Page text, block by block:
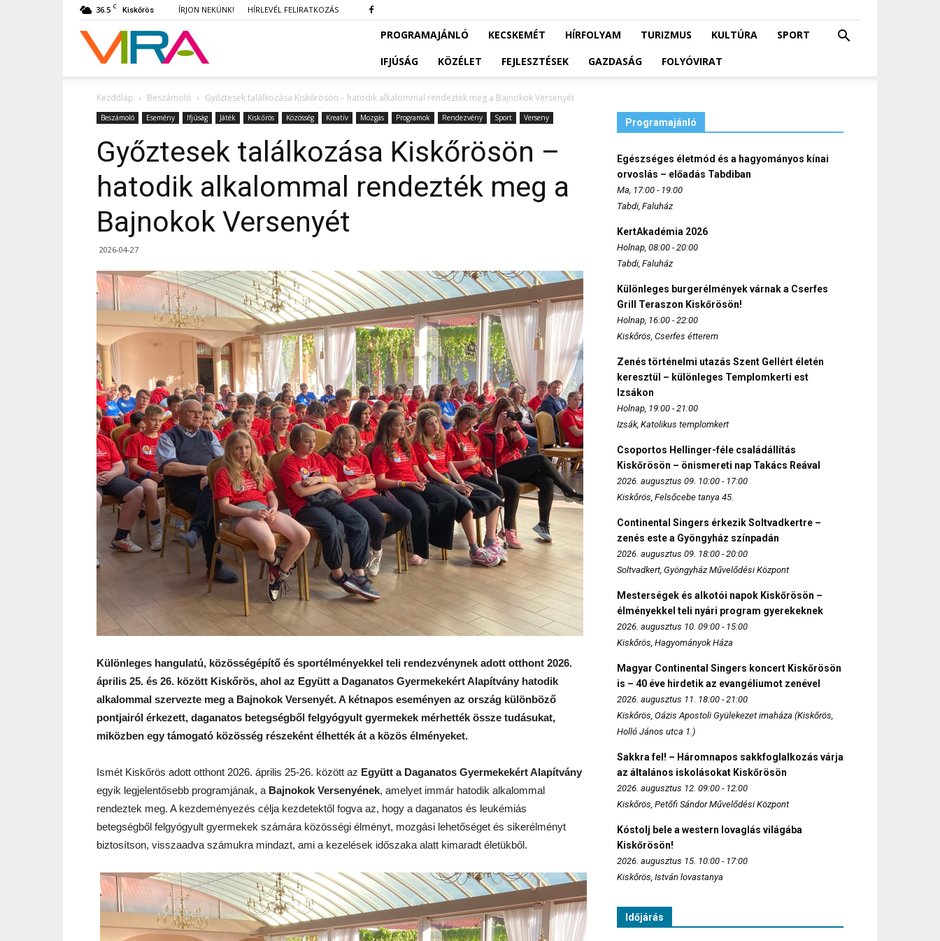
36.5 C Kiskőrös ÍRJON NEKÜNK! HÍRLEVÉL FELIRATKOZÁS
VIRA PROGRAMAJÁNLÓ KECSKEMÉT HÍRFOLYAM TURIZMUS KULTÚRA
SPORT
IFJÚSÁG
KÖZÉLET FEJLESZTÉSEK GAZDASÁG FOLYÓVIRAT
Kezdőlap Beszámoló Győztesek találkozása Kiskőrösön – hatodik alkalommal rendezték meg a Bajnokok Versenyét
Beszámoló Esemény Ifjúság Játék Kiskőrös Közösség Kreatív Mozgás Programok Rendezvény Sport Verseny
Győztesek találkozása Kiskőrösön –
hatodik alkalommal rendezték meg a
Bajnokok Versenyét
2026-04-27
Különleges hangulatú, közösségépítő és sportélményekkel teli rendezvénynek adott otthont 2026.
április 25. és 26. között Kiskőrös, ahol az Együtt a Daganatos Gyermekekért Alapítvány hatodik
alkalommal szervezte meg a Bajnokok Versenyét. A kétnapos eseményen az ország különböző
pontjairól érkezett, daganatos betegségből felgyógyult gyermekek mérhették össze tudásukat,
miközben egy támogató közösség részeként élhették át a közös élményeket.
Ismét Kiskőrös adott otthont 2026. április 25-26. között az Együtt a Daganatos Gyermekekért Alapítvány
egyik legjelentősebb programjának, a Bajnokok Versenyének, amelyet immár hatodik alkalommal
rendeztek meg. A kezdeményezés célja kezdetektől fogva az, hogy a daganatos és leukémiás
betegségből felgyógyult gyermekek számára közösségi élményt, mozgási lehetőséget és sikerélményt
biztosítson, visszaadva számukra mindazt, ami a kezelések időszaka alatt kimaradt életükből.
Programajánló
Egészséges életmód és a hagyományos kínai
orvoslás – előadás Tabdiban
Ma, 17:00 - 19:00
Tabdi, Faluház
KertAkadémia 2026
Holnap, 08:00 - 20:00
Tabdi, Faluház
Különleges burgerélmények várnak a Cserfes
Grill Teraszon Kiskőrösön!
Holnap, 16:00 - 22:00
Kiskőrös, Cserfes étterem
Zenés történelmi utazás Szent Gellért életén
keresztül – különleges Templomkerti est
Izsákon
Holnap, 19:00 - 21:00
Izsák, Katolikus templomkert
Csoportos Hellinger-féle családállítás
Kiskőrösön – önismereti nap Takács Reával
2026. augusztus 09. 10:00 - 17:00
Kiskőrös, Felsőcebe tanya 45.
Continental Singers érkezik Soltvadkertre –
zenés este a Gyöngyház színpadán
2026. augusztus 09. 18:00 - 20:00
Soltvadkert, Gyöngyház Művelődési Központ
Mesterségek és alkotói napok Kiskőrösön –
élményekkel teli nyári program gyerekeknek
2026. augusztus 10. 09:00 - 15:00
Kiskőrös, Hagyományok Háza
Magyar Continental Singers koncert Kiskőrösön
is – 40 éve hirdetik az evangéliumot zenével
2026. augusztus 11. 18:00 - 21:00
Kiskőrös, Oázis Apostoli Gyülekezet imaháza (Kiskőrös,
Holló János utca 1.)
Sakkra fel! – Háromnapos sakkfoglalkozás várja
az általános iskolásokat Kiskőrösön
2026. augusztus 12. 09:00 - 12:00
Kiskőrös, Petőfi Sándor Művelődési Központ
Kóstolj bele a western lovaglás világába
Kiskőrösön!
2026. augusztus 15. 10:00 - 17:00
Kiskőrös, István lovastanya
Időjárás